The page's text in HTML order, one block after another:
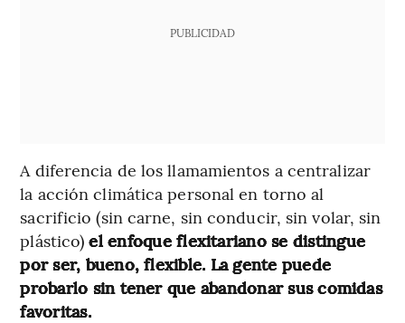
PUBLICIDAD
A diferencia de los llamamientos a centralizar
la acción climática personal en torno al
sacrificio (sin carne, sin conducir, sin volar, sin
plástico)el enfoque flexitariano se distingue
por ser, bueno, flexible. La gente puede
probarlo sin tener que abandonar sus comidas
favoritas.